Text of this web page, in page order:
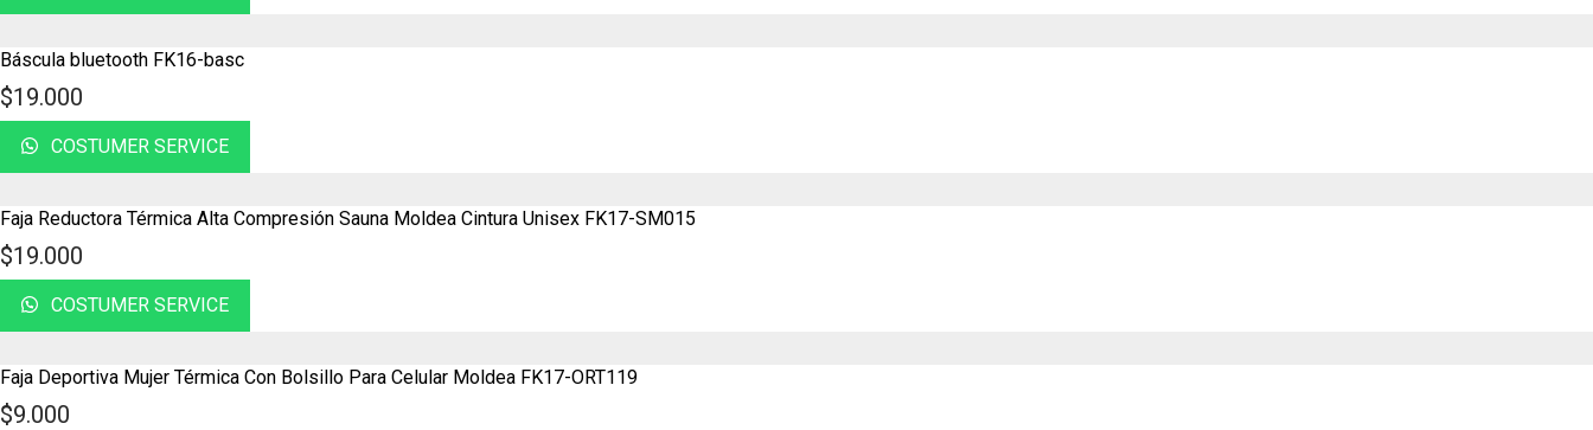
Báscula bluetooth FK16-basc
$19.000
COSTUMER SERVICE
Faja Reductora Térmica Alta Compresión Sauna Moldea Cintura Unisex FK17-SM015
$19.000
COSTUMER SERVICE
Faja Deportiva Mujer Térmica Con Bolsillo Para Celular Moldea FK17-ORT119
$9.000